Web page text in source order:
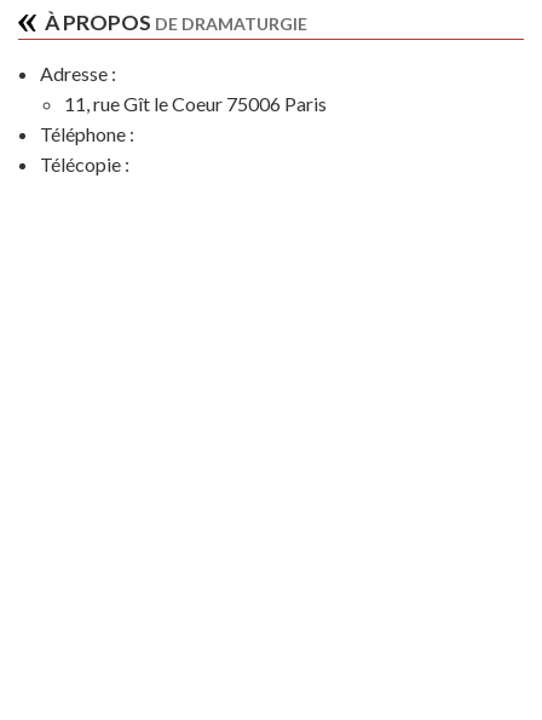
À L'AFFICHE
À PROPOS DE DRAMATURGIE
Adresse :
11, rue Gît le Coeur 75006 Paris
Téléphone :
Télécopie :